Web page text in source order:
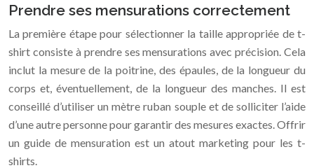
Prendre ses mensurations correctement
La première étape pour sélectionner la taille appropriée de t-
shirt consiste à prendre ses mensurations avec précision. Cela
inclut la mesure de la poitrine, des épaules, de la longueur du
corps et, éventuellement, de la longueur des manches. Il est
conseillé d’utiliser un mètre ruban souple et de solliciter l’aide
d’une autre personne pour garantir des mesures exactes. Offrir
un guide de mensuration est un atout marketing pour les t-
shirts.